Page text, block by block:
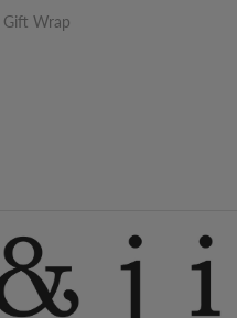
Gift Wrap